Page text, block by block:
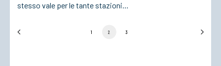
stesso vale per le tante stazioni…
1 2 3